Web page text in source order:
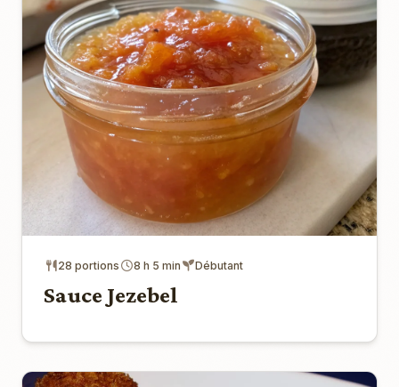
28 portions 8 h 5 min Débutant
Sauce Jezebel